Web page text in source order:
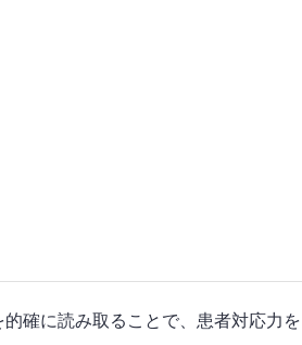
確に読み取ることで、患者対応力を